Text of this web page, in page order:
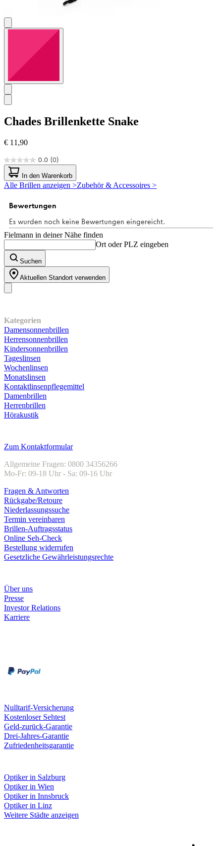
Chades Brillenkette Snake
€ 11,90
0.0 (0)
0.0
von
5
Sternen.
In den Warenkorb
Alle Brillen anzeigen >Zubehör & Accessoires >
Fielmann in deiner Nähe finden
Ort oder PLZ eingeben
Suchen
Aktuellen Standort verwenden
Kategorien
Damensonnenbrillen
Herrensonnenbrillen
Kindersonnenbrillen
Tageslinsen
Wochenlinsen
Monatslinsen
Kontaktlinsenpflegemittel
Damenbrillen
Herrenbrillen
Hörakustik
Zum Kontaktformular
Allgemeine Fragen: 0800 34356266
Mo-Fr: 09-18 Uhr - Sa: 09-16 Uhr
Fragen & Antworten
Rückgabe/Retoure
Niederlassungssuche
Termin vereinbaren
Brillen-Auftragsstatus
Online Seh-Check
Bestellung widerrufen
Gesetzliche Gewährleistungsrechte
Über uns
Presse
Investor Relations
Karriere
Nulltarif-Versicherung
Kostenloser Sehtest
Geld-zurück-Garantie
Drei-Jahres-Garantie
Zufriedenheitsgarantie
Optiker in Salzburg
Optiker in Wien
Optiker in Innsbruck
Optiker in Linz
Weitere Städte anzeigen